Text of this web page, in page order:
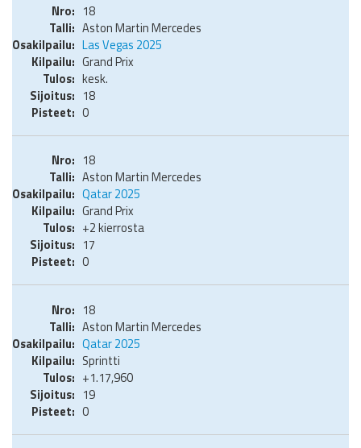
18
Aston Martin Mercedes
Las Vegas 2025
Grand Prix
kesk.
18
0
18
Aston Martin Mercedes
Qatar 2025
Grand Prix
+2 kierrosta
17
0
18
Aston Martin Mercedes
Qatar 2025
Sprintti
+1.17,960
19
0